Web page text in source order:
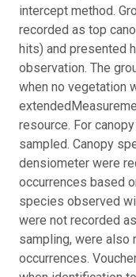
intercept method.
recorded as top
hits) and presented
observation. The
when no vegetation
resource. For
sampled. Canopy
densiometer were
occurrences based
species observed
were not recorded
sampling, were also
occurrences.